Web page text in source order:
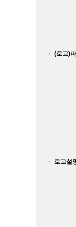
ㆍ (로고)
ㆍ 로고설